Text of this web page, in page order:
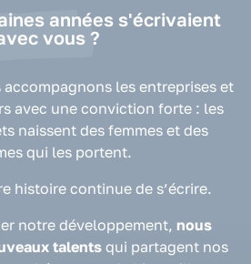
années s'écrivaient
vous ?
accompagnons les entreprises et
avec une conviction forte : les
naissent des femmes et des
qui les portent.
histoire continue de s’écrire.
notre développement, nous
talents qui partagent nos